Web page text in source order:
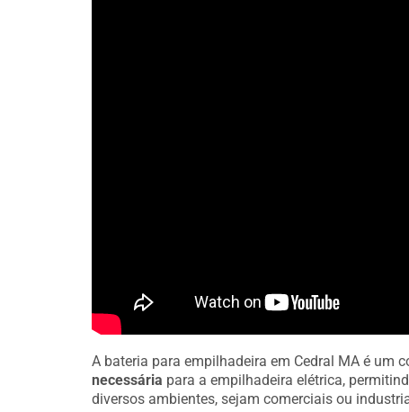
A bateria para empilhadeira em Cedral MA é um
necessária para a empilhadeira elétrica,
diversos ambientes, sejam comerciais ou